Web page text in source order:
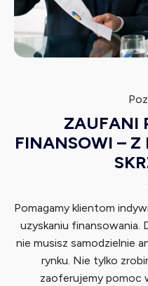
ZAUFANI
FINANSOWI – Z
Pomagamy klientom
uzyskaniu finansowania.
nie musisz samodzielnie
rynku. Nie tylko
zaoferujemy pomoc